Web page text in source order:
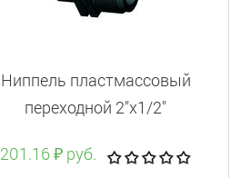
Ниппель пластмассовый
переходной 2"x1/2"
201.16 ₽ руб.